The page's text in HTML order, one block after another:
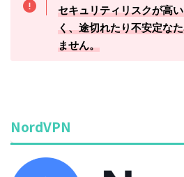
セキュリティリスクが高
く、途切れたり不安定な
ません。
NordVPN